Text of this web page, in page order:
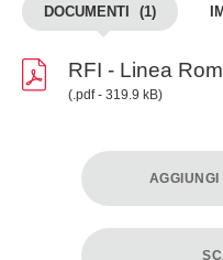
DOCUMENTI (1)
RFI - Linea
(.pdf - 319.9 kB)